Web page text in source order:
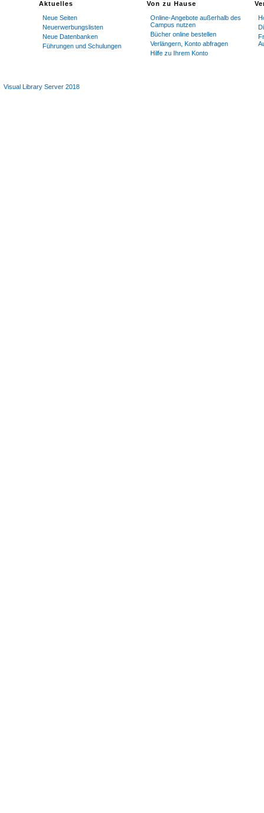
Aktuelles
Neue Seiten
Neuerwerbungslisten
Neue Datenbanken
Führungen und Schulungen
Von zu Hause
Online-Angebote außerhalb des
Campus nutzen
Bücher online bestellen
Verlängern, Konto abfragen
Hilfe zu Ihrem Konto
Visual Library Server 2018